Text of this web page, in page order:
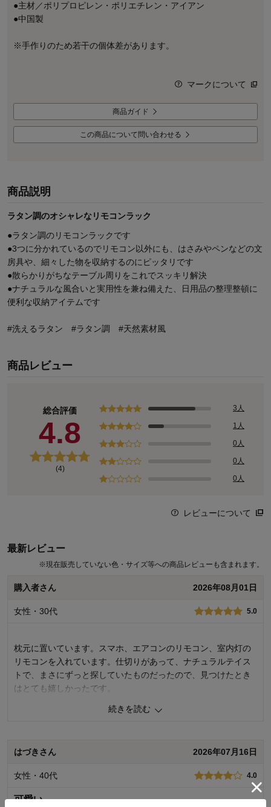
●主材／ポリプロピレン・ポリエチレン・アイアン
●中国製
※手作りのため若干の個体差があります。
マークについて
商品ガイド
この商品について問い合わせる
商品説明
ラタン調のオシャレなリモコンラック
●ラタン調のリモコンラックです
●3つに分かれているのでリモコン以外にも、はさみやペンなどの文
房具や、細々した物を収納するのにピッタリです
●散らかりがちなテーブル周りをこれでスッキリ解決
●ナチュラルな風合いと実用性を兼ね備えた、日用品の整理整頓に
便利な収納アイテムです
#洗えるラタン #ラタン調 #天然素材風
商品レビュー
総合評価
4.8
(4)
3人
1人
0人
0人
0人
レビューについて
最新レビュー
※現在販売していない色・サイズ等への商品レビューも含まれます。
購入者さん 2026年08月01日
女性・30代 5.0
枕元に置いています。スマホ、エアコンのリモコン、室内灯の
リモコンを入れています。仕切りがあって、ナチュラルテイス
トで、まさにずっと探していたものだったので、見つけたとき
はとても嬉しかったです。
人が参考になりました
デザイン・色
続きを読む
はづきさん 2026年07月16日
女性・40代 4.0
可愛い